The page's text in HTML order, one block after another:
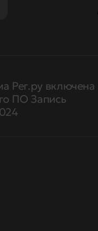
Рег.ру включена
ПО Запись